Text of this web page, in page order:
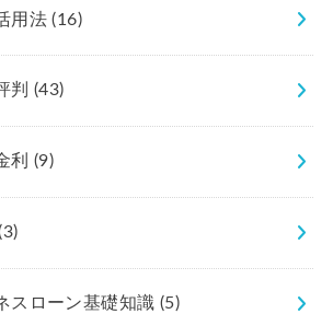
用法(16)
判 (43)
利 (9)
スローン基礎知識 (5)